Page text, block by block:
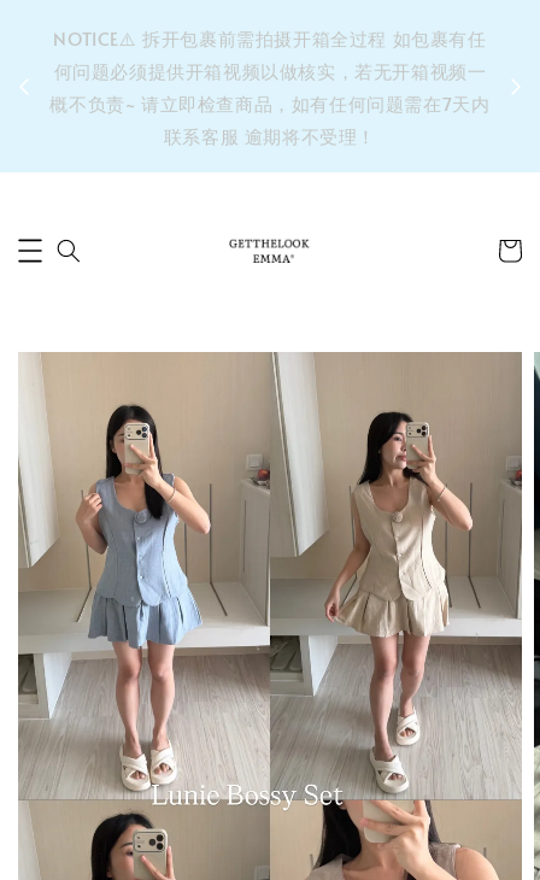
⚠️
NOTICE⚠️ 拆开包裹前需拍摄开箱全过程 如包裹有任
何问题必须提供开箱视频以做核实，若无开箱视频一
概不负责~ 请立即检查商品，如有任何问题需在7天内
联系客服 逾期将不受理！